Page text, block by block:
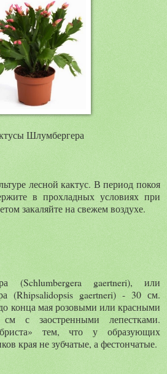
Шлумбергера
лесной кактус. В период покоя
в прохладных условиях при
закаляйте на свежем воздухе.
(Schlumbergera gaertneri), или
(Rhipsalidopsis gaertneri) - 30 см.
конца мая розовыми или красными
с заостренными лепестками.
тем, что у образующих
края не зубчатые, а фестончатые.